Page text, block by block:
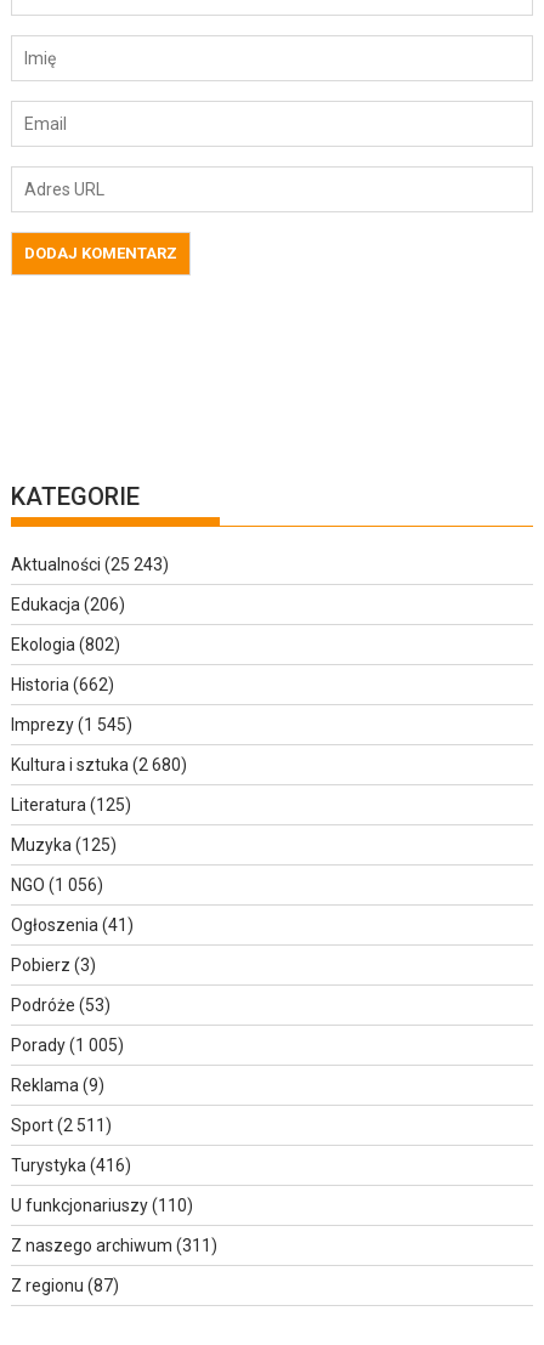
KATEGORIE
Aktualności (25 243)
Edukacja(206)
Ekologia(802)
Historia(662)
Imprezy(1 545)
Kultura i sztuka(2 680)
Literatura(125)
Muzyka(125)
NGO (1 056)
Ogłoszenia(41)
Pobierz (3)
Podróże (53)
Porady(1 005)
Reklama(9)
Sport(2 511)
Turystyka(416)
U funkcjonariuszy(110)
Z naszego archiwum (311)
Z regionu (87)